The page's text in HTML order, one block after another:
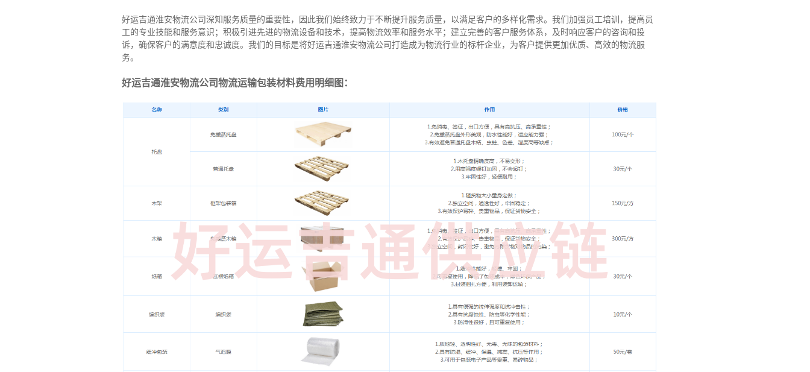
好运吉通淮安物流公司深知服务质量的重要性，因此我们始终致力于不断提升服务质量，以满足客户的多样化需求。我们加强员工培训，提高员
工的专业技能和服务意识；积极引进先进的物流设备和技术，提高物流效率和服务水平；建立完善的客户服务体系，及时响应客户的咨询和投
诉，确保客户的满意度和忠诚度。我们的目标是将好运吉通淮安物流公司打造成为物流行业的标杆企业，为客户提供更加优质、高效的物流服
务。
好运吉通淮安物流公司物流运输包装材料费用明细图：